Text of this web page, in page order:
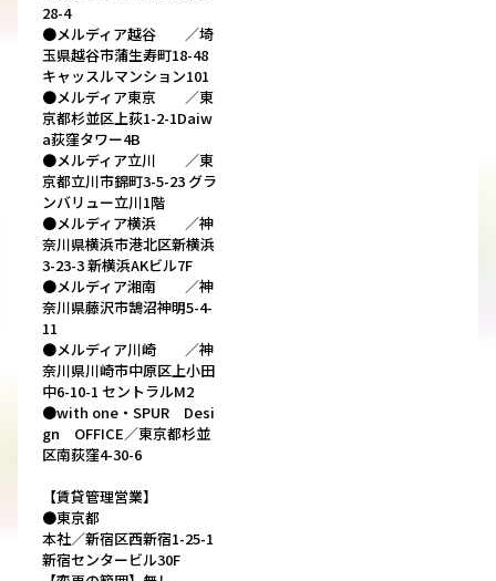
28-4
●メルディア越谷 ／埼
玉県越谷市蒲生寿町18-48
キャッスルマンション101
●メルディア東京 ／東
京都杉並区上荻1-2-1Daiw
a荻窪タワー4B
●メルディア立川 ／東
京都立川市錦町3-5-23 グラ
ンバリュー立川1階
●メルディア横浜 ／神
奈川県横浜市港北区新横浜
3-23-3 新横浜AKビル7F
●メルディア湘南 ／神
奈川県藤沢市鵠沼神明5-4-
11
●メルディア川崎 ／神
奈川県川崎市中原区上小田
中6-10-1 セントラルM2
●with one・SPUR Desi
gn OFFICE／東京都杉並
区南荻窪4-30-6
【賃貸管理営業】
●東京都
本社／新宿区西新宿1-25-1
新宿センタービル30F